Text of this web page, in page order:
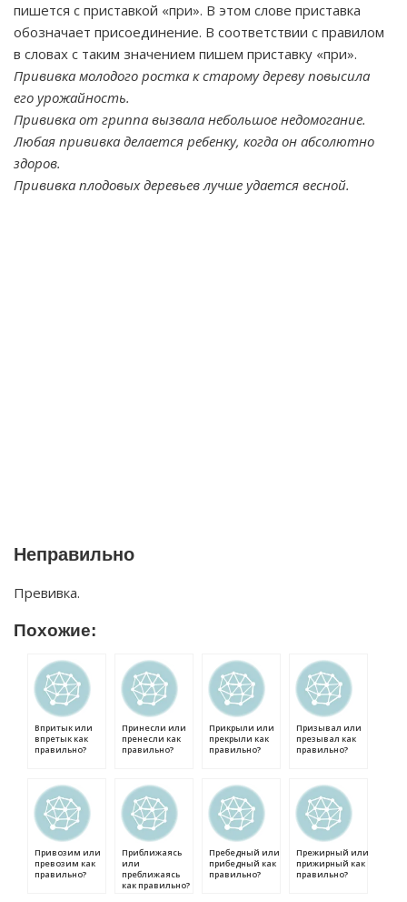
пишется с приставкой «при». В этом слове приставка
обозначает присоединение. В соответствии с правилом
в словах с таким значением пишем приставку «при».
Прививка молодого ростка к старому дереву повысила
его урожайность.
Прививка от гриппа вызвала небольшое недомогание.
Любая прививка делается ребенку, когда он абсолютно
здоров.
Прививка плодовых деревьев лучше удается весной.
Неправильно
Превивка.
Похожие:
Впритык или
впретык как
правильно?
Принесли или
пренесли как
правильно?
Прикрыли или
прекрыли как
правильно?
Призывал или
презывал как
правильно?
Привозим или
превозим как
правильно?
Приближаясь
или
преближаясь
как правильно?
Пребедный или
прибедный как
правильно?
Прежирный или
прижирный как
правильно?